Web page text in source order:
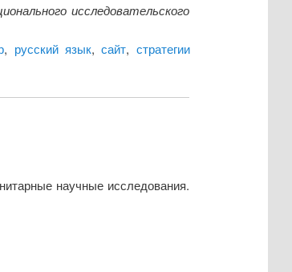
исследовательского
, русский язык,сайт, стратегии
научные исследования.